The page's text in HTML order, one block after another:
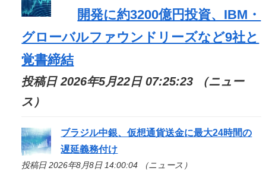
開発に約3200億円投資、IBM・
グローバルファウンドリーズなど9社と
覚書締結
投稿日 2026年5月22日 07:25:23 （ニュー
ス）
ブラジル中銀、仮想通貨送金に最大24時間の
遅延義務付け
投稿日 2026年8月8日 14:00:04 （ニュース）